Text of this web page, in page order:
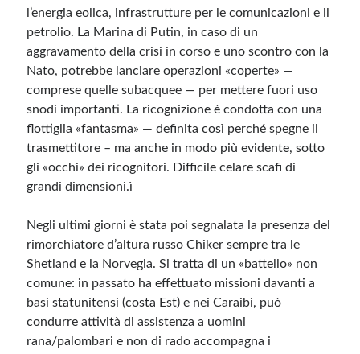
l’energia eolica, infrastrutture per le comunicazioni e il
petrolio. La Marina di Putin, in caso di un
aggravamento della crisi in corso e uno scontro con la
Nato, potrebbe lanciare operazioni «coperte» —
comprese quelle subacquee — per mettere fuori uso
snodi importanti. La ricognizione è condotta con una
flottiglia «fantasma» — definita così perché spegne il
trasmettitore – ma anche in modo più evidente, sotto
gli «occhi» dei ricognitori. Difficile celare scafi di
grandi dimensioni.ì
Negli ultimi giorni è stata poi segnalata la presenza del
rimorchiatore d’altura russo Chiker sempre tra le
Shetland e la Norvegia. Si tratta di un «battello» non
comune: in passato ha effettuato missioni davanti a
basi statunitensi (costa Est) e nei Caraibi, può
condurre attività di assistenza a uomini
rana/palombari e non di rado accompagna i